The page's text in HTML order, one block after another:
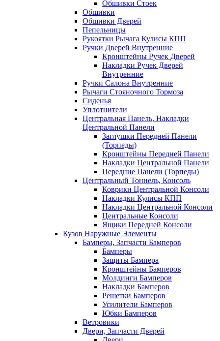
Обшивки Стоек
Обшивки
Обшивки Дверей
Пепельницы
Рукоятки Рычага Кулисы КПП
Ручки Дверей Внутренние
Кронштейны Ручек Дверей
Накладки Ручек Дверей
Внутренние
Ручки Салона Внутренние
Рычаги Стояночного Тормоза
Сиденья
Уплотнители
Центральная Панель, Накладки
Центральной Панели
Заглушки Передней Панели
(Торпеды)
Кронштейны Передней Панели
Накладки Центральной Панели
Передние Панели (Торпеды)
Центральный Тоннель, Консоль
Коврики Центральной Консоли
Накладки Кулисы КПП
Накладки Центральной Консоли
Центральные Консоли
Ящики Передней Консоли
Кузов Наружные Элементы
Бамперы, Запчасти Бамперов
Бамперы
Защиты Бампера
Кронштейны Бамперов
Молдинги Бамперов
Накладки Бамперов
Решетки Бамперов
Усилители Бамперов
Юбки Бамперов
Ветровики
Двери, Запчасти Дверей